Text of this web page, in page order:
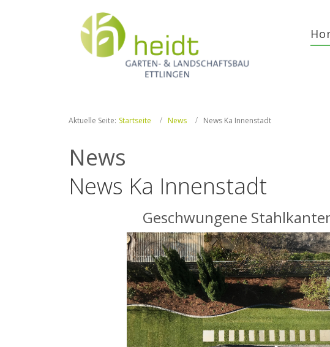
Aktuelle Seite: Startseite News News Ka Innenstadt
News
News Ka Innenstadt
Geschwungene